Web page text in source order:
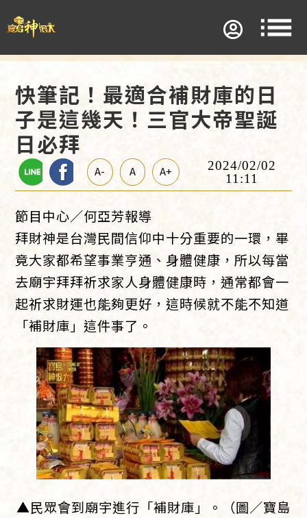
快筆記！最適合補財庫的日
子是這幾天！三官大帝聖誕
日必拜
A- A A+
2024/02/02
11:11
節目中心／何亞芳報導
拜財神是台灣民間信仰中十分重要的一環，畢
竟大家都希望事業亨通、身體健康，所以每當
去廟宇拜拜祈求家人身體健康時，通常都會一
起祈求財運也能夠更好，這時候就不能不知道
「補財庫」這件事了。
▲民眾會到廟宇進行「補財庫」。（圖／寶島